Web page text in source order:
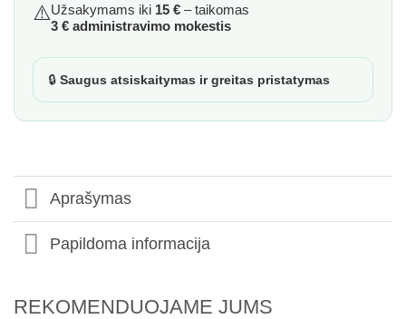
⚠️Užsakymams iki 15 € – taikomas
3 € administravimo mokestis
🔒 Saugus atsiskaitymas ir greitas pristatymas
Aprašymas
Papildoma informacija
REKOMENDUOJAME JUMS